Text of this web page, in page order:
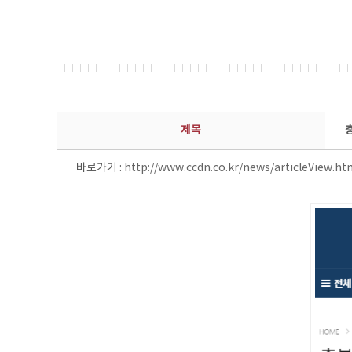
보도자료 상세보기 - 제목, 담당부서, 담당자, 담당연락처, 내용, 첨부파일 정보 제공
제목
바로가기 : http://www.ccdn.co.kr/news/